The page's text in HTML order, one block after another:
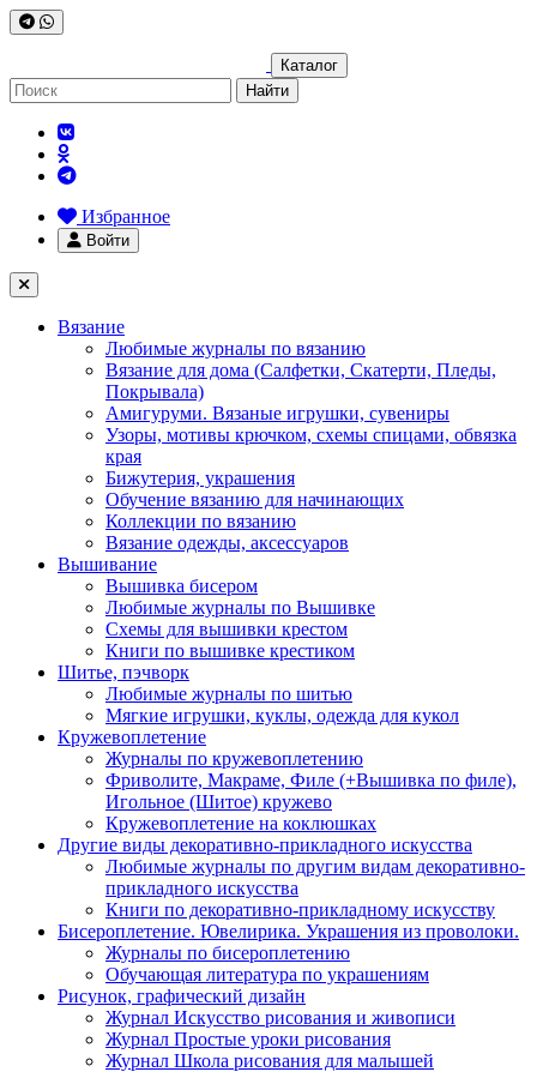
Каталог
Найти
Избранное
Войти
Вязание
Любимые журналы по вязанию
Вязание для дома (Салфетки, Скатерти, Пледы,
Покрывала)
Амигуруми. Вязаные игрушки, сувениры
Узоры, мотивы крючком, схемы спицами, обвязка
края
Бижутерия, украшения
Обучение вязанию для начинающих
Коллекции по вязанию
Вязание одежды, аксессуаров
Вышивание
Вышивка бисером
Любимые журналы по Вышивке
Схемы для вышивки крестом
Книги по вышивке крестиком
Шитье, пэчворк
Любимые журналы по шитью
Мягкие игрушки, куклы, одежда для кукол
Кружевоплетение
Журналы по кружевоплетению
Фриволите, Макраме, Филе (+Вышивка по филе),
Игольное (Шитое) кружево
Кружевоплетение на коклюшках
Другие виды декоративно-прикладного искусства
Любимые журналы по другим видам декоративно-
прикладного искусства
Книги по декоративно-прикладному искусству
Бисероплетение. Ювелирика. Украшения из проволоки.
Журналы по бисероплетению
Обучающая литература по украшениям
Рисунок, графический дизайн
Журнал Искусство рисования и живописи
Журнал Простые уроки рисования
Журнал Школа рисования для малышей